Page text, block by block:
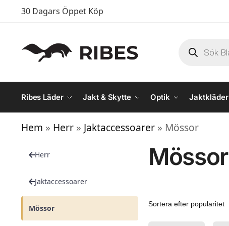
30 Dagars Öppet Köp
Ribes Läder Jakt & Skytte Optik Jaktkläder
Hem » Herr » Jaktaccessoarer » Mössor
Mössor
Herr
Jaktaccessoarer
Mössor